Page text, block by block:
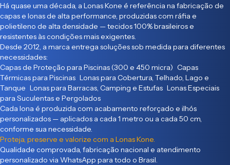
Há quase uma década, a Lonas Kone é referência na fabricação de
capas e lonas de alta performance, produzidas com ráfia e
polietileno de alta densidade — tecidos 100% brasileiros e
resistentes às condições mais exigentes.
Desde 2012, a marca entrega soluções sob medida para diferentes
necessidades:
Capas de Proteção para Piscinas (300 e 450 micra) Capas
Térmicas para Piscinas Lonas para Cobertura, Telhado, Lago e
Tanque Lonas para Barracas, Camping e Estufas Lonas Especiais
para Suculentas e Pergolados
Cada lona é produzida com acabamento reforçado e ilhós
personalizados — aplicados a cada 1 metro ou a cada 50 cm,
conforme sua necessidade.
Proteja, preserve e valorize com a Lonas Kone.
Qualidade comprovada, fabricação nacional e atendimento
personalizado via WhatsApp para todo o Brasil.